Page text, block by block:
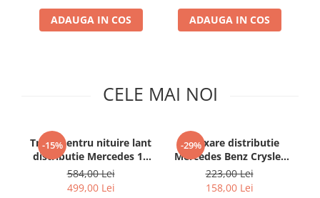
Clima/Aer conditionat
Cricuri cutie viteze
Dulapuri Bancuri Carucioare
Carucioare pentru marfa
Cutii pentru scule
Dulapuri echipate
Dulapuri pentru scule
ADAUGA IN COS ADAUGA IN COS
CELE MAI NOI
-15%
Trusa pentru nituire lant
distributie Mercedes 12
piese
584,00 Lei
499,00 Lei
-29%
Kit fixare distributie
Mercedes Benz Crysler
Jeep
223,00 Lei
158,00 Lei